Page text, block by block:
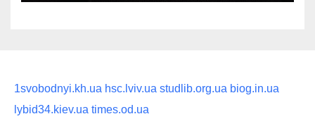
1svobodnyi.kh.ua hsc.lviv.ua studlib.org.ua biog.in.ua
lybid34.kiev.ua times.od.ua